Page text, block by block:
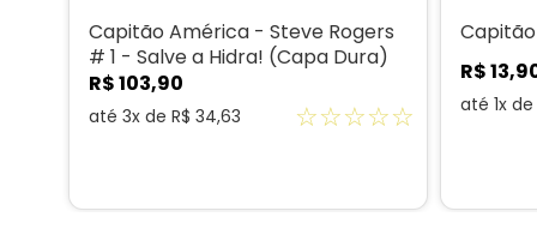
Capitão América - Steve Rogers
# 1 - Salve a Hidra! (Capa Dura)
R$103,90
até 3x de R$ 34,63 ☆☆☆☆☆
R$13,
até 1x de